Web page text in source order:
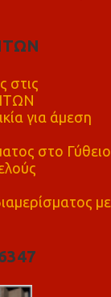
στις
για άμεση
στο Γύθειο
με